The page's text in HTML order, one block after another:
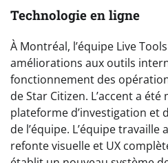
Technologie en ligne
À Montréal, l’équipe Live
améliorations aux outils
fonctionnement des
de Star Citizen. L’accent a été
plateforme d’investigation et
de l’équipe. L’équipe
refonte visuelle et UX